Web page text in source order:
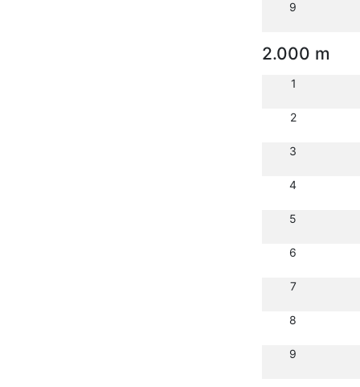
9
2.000 m
1
2
3
4
5
6
7
8
9